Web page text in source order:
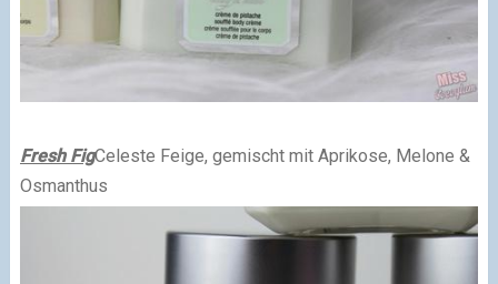
Fresh FigCeleste Feige, gemischt mit Aprikose, Melone &
Osmanthus